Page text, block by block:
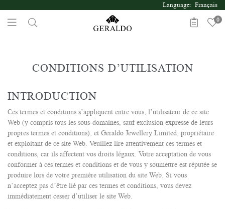
Language: Français
0
CONDITIONS D’UTILISATION
INTRODUCTION
Ces termes et conditions s’appliquent entre vous, l’utilisateur de ce site
Web (y compris tous les sous-domaines, sauf exclusion expresse de leurs
propres termes et conditions), et Geraldo Jewellery Limited, propriétaire
et exploitant de ce site Web. Veuillez lire attentivement ces termes et
conditions, car ils affectent vos droits légaux. Votre acceptation de vous
conformer à ces termes et conditions et de vous y soumettre est réputée se
produire lors de votre première utilisation du site Web. Si vous
n’acceptez pas d’être lié par ces termes et conditions, vous devez
immédiatement cesser d’utiliser le site Web.